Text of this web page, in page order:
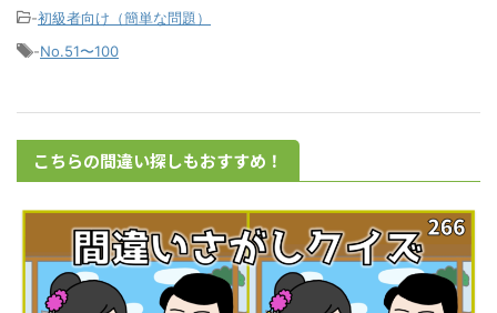
-初級者向け（簡単な問題）
-No.51〜100
こちらの間違い探しもおすすめ！